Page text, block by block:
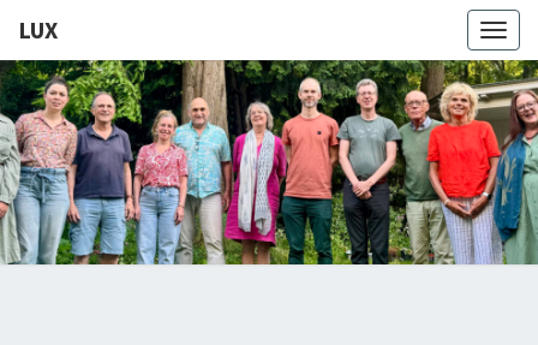
LUX
LUX
Kamerkoor
Onder
Leiding
Van
Angeliki
Ploka